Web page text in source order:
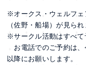
※オークス・ウェルフェ
（佐野・船場）が見ら
※サークル活動はすべて
お電話でのご予約は、
以降にお願いします。